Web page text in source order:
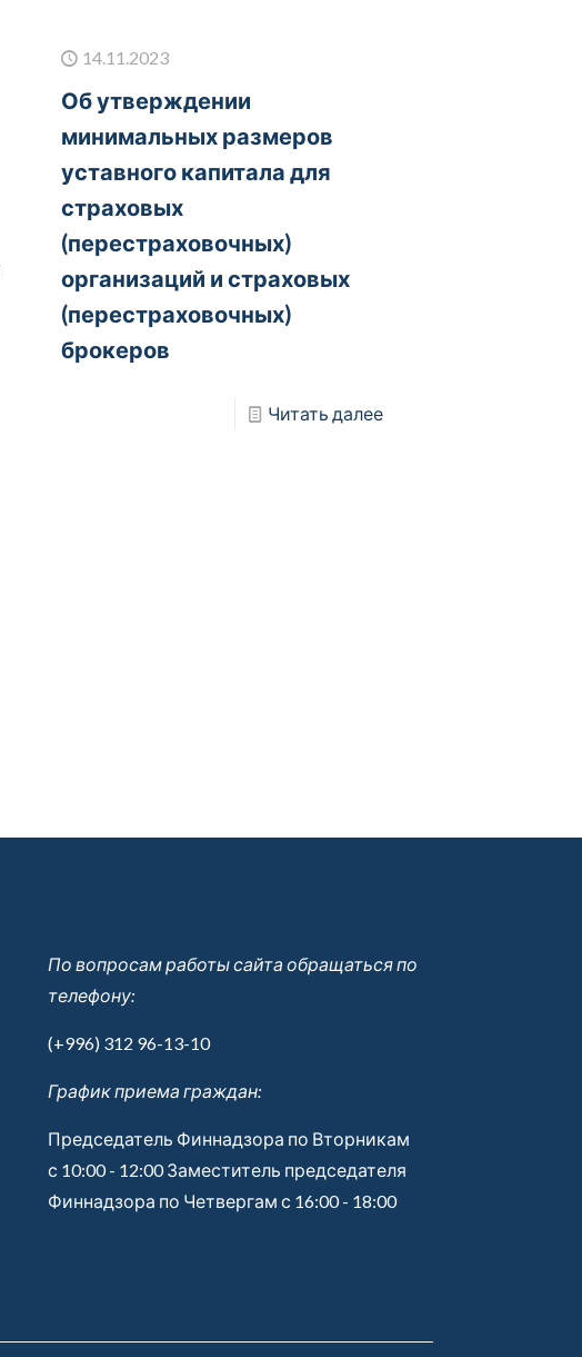
14.11.2023
Об утверждении
минимальных размеров
уставного капитала для
страховых
(перестраховочных)
организаций и страховых
(перестраховочных)
брокеров
Читать далее
По вопросам работы сайта обращаться по
телефону:
(+996) 312 96-13-10
График приема граждан:
Председатель Финнадзора по Вторникам
с 10:00 - 12:00 Заместитель председателя
Финнадзора по Четвергам с 16:00 - 18:00